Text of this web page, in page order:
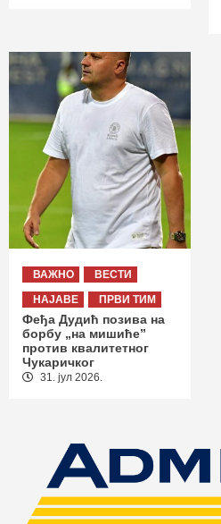
ВАЖНО
ВЕСТИ
НАЈАВЕ
ПРВИ ТИМ
Феђа Дудић позива на
борбу „на мишиће”
против квалитетног
Чукаричког
31. јул 2026.